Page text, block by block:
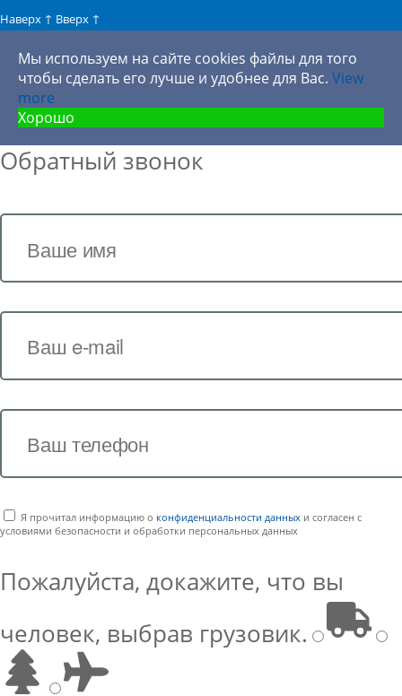
Наверх ↑ Вверх ↑
Мы используем на сайте cookies файлы для того
чтобы сделать его лучше и удобнее для Вас. View
more
Хорошо
Обратный звонок
Я прочитал информацию о конфиденциальности данных и согласен с
условиями безопасности и обработки персональных данных
Пожалуйста, докажите, что вы
человек, выбрав грузовик.